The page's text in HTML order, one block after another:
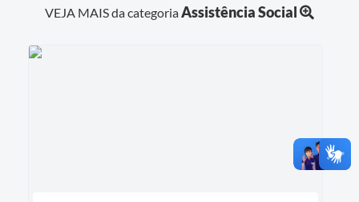
VEJA MAIS da categoriaAssistência Social